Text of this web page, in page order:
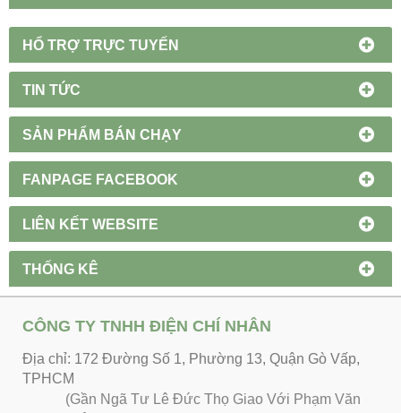
HỔ TRỢ TRỰC TUYẾN
TIN TỨC
SẢN PHẨM BÁN CHẠY
FANPAGE FACEBOOK
LIÊN KẾT WEBSITE
THỐNG KÊ
CÔNG TY TNHH ĐIỆN CHÍ NHÂN
Địa chỉ: 172 Đường Số 1, Phường 13, Quận Gò Vấp,
TPHCM
(Gần Ngã Tư Lê Đức Thọ Giao Với Phạm Văn